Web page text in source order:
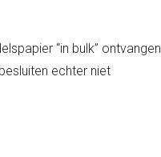
“in bulk” ontvangen
echter niet